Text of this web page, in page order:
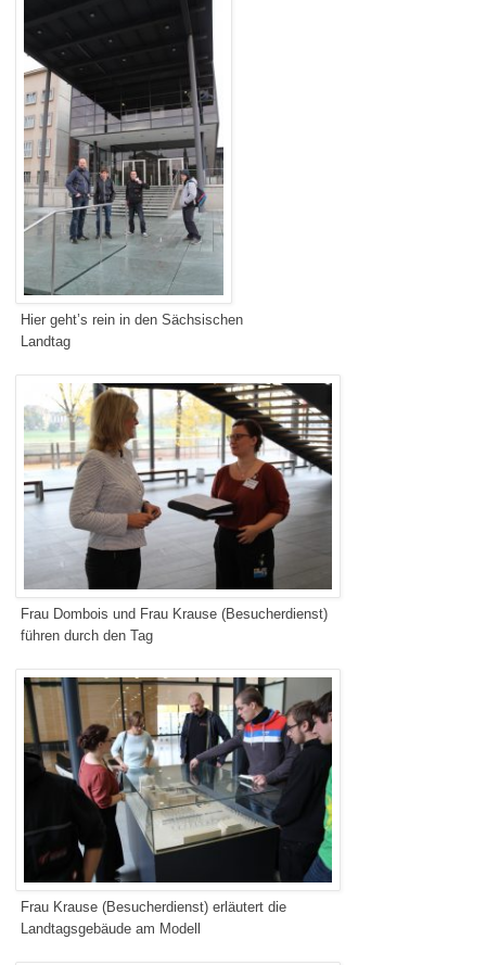
Hier geht’s rein in den Sächsischen
Landtag
Frau Dombois und Frau Krause (Besucherdienst)
führen durch den Tag
Frau Krause (Besucherdienst) erläutert die
Landtagsgebäude am Modell